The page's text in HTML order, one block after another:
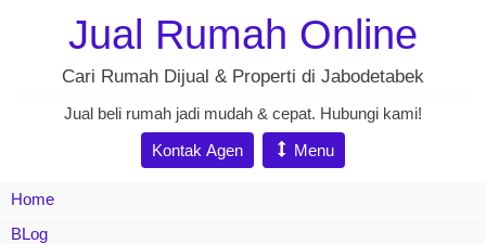
Jual Rumah Online
Cari Rumah Dijual & Properti di Jabodetabek
Jual beli rumah jadi mudah & cepat. Hubungi kami!
Kontak Agen
Menu
Home
BLog